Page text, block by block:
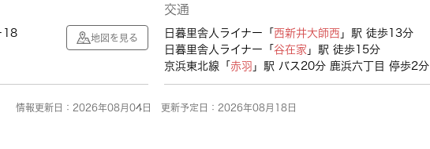
18 地図を見る
交通
日暮里舎人ライナー「 西新井大師西 」駅 徒歩13分
日暮里舎人ライナー「 谷在家 」駅 徒歩15分
京浜東北線「 赤羽 」駅 バス20分 鹿浜六丁目 停歩2分
情報更新日：2026年08月04日 更新予定日：2026年08月18日